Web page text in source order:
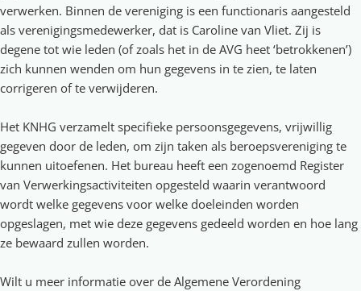
verwerken. Binnen de vereniging is een functionaris aangesteld
als verenigingsmedewerker, dat is Caroline van Vliet. Zij is
degene tot wie leden (of zoals het in de AVG heet ‘betrokkenen’)
zich kunnen wenden om hun gegevens in te zien, te laten
corrigeren of te verwijderen.
Het KNHG verzamelt specifieke persoonsgegevens, vrijwillig
gegeven door de leden, om zijn taken als beroepsvereniging te
kunnen uitoefenen. Het bureau heeft een zogenoemd Register
van Verwerkingsactiviteiten opgesteld waarin verantwoord
wordt welke gegevens voor welke doeleinden worden
opgeslagen, met wie deze gegevens gedeeld worden en hoe lang
ze bewaard zullen worden.
Wilt u meer informatie over de Algemene Verordening